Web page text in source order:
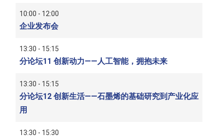
10:00 - 12:00
企业发布会
13:30 - 15:15
分论坛11 创新动力——人工智能，拥抱未来
13:30 - 15:15
分论坛12 创新生活——石墨烯的基础研究到产业化应
用
13:30 - 15:30